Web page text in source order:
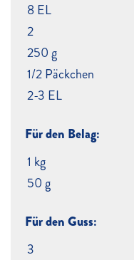
8 EL
2
250 g
1/2 Päckchen
2-3 EL
Für den Belag:
1 kg
50 g
Für den Guss:
3